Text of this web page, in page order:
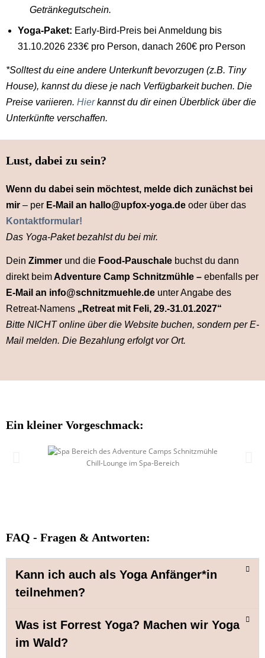
Getränkegutschein.
Yoga-Paket: Early-Bird-Preis bei Anmeldung bis
31.10.2026 233€ pro Person, danach 260€ pro Person
*Solltest du eine andere Unterkunft bevorzugen (z.B. Tiny
House), kannst du diese je nach Verfügbarkeit buchen. Die
Preise variieren. Hierkannst du dir einen Überblick über die
Unterkünfte verschaffen.
Lust, dabei zu sein?
Wenn du dabei sein möchtest, melde dich zunächst bei
mir – per E-Mail an hallo@upfox-yoga.de oder über das
Kontaktformular!
Das Yoga-Paket bezahlst du bei mir.
Dein Zimmer und die Food-Pauschale buchst du dann
direkt beimAdventure Camp Schnitzmühle – ebenfalls per
E-Mail an info@schnitzmuehle.de unter Angabe des
Retreat-Namens „Retreat mit Feli, 29.-31.01.2027“
Bitte NICHT online über die Website buchen, sondern per E-
Mail melden. Die Bezahlung erfolgt vor Ort.
Ein kleiner Vorgeschmack:
Chill-Lounge im Spa-Bereich
FAQ - Fragen & Antworten:
Kann ich auch als Yoga Anfänger*in
teilnehmen?
Was ist Forrest Yoga? Machen wir Yoga
im Wald?